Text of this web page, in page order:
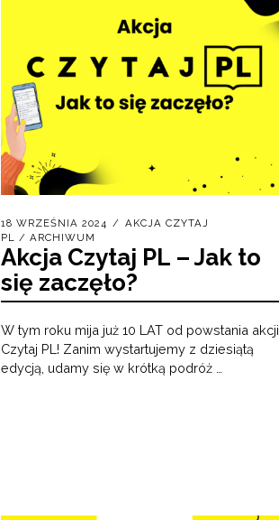
18 WRZEŚNIA 2024
AKCJA CZYTAJ
PL / ARCHIWUM
Akcja Czytaj PL – Jak to
się zaczęło?
W tym roku mija już 10 LAT od powstania akcji
Czytaj PL! Zanim wystartujemy z dziesiątą
edycją, udamy się w krótką podróż …